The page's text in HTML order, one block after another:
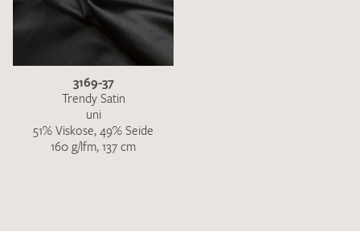
3169-37
Trendy Satin
uni
51% Viskose, 49% Seide
160 g/lfm, 137 cm